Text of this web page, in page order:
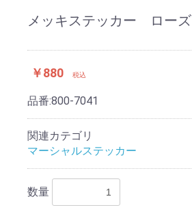
メッキステッカー ローズ
￥880 税込
品番:800-7041
関連カテゴリ
マーシャルステッカー
数量